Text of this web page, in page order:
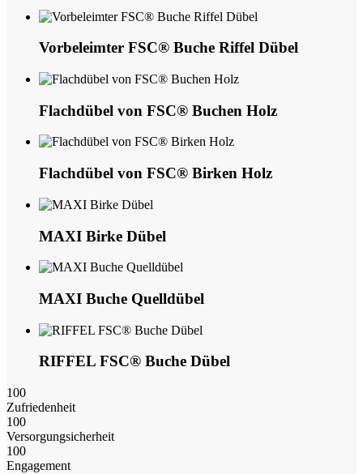
Vorbeleimter FSC® Buche Riffel Dübel
Flachdübel von FSC® Buchen Holz
Flachdübel von FSC® Birken Holz
MAXI Birke Dübel
MAXI Buche Quelldübel
RIFFEL FSC® Buche Dübel
100
Zufriedenheit
100
Versorgungsicherheit
100
Engagement